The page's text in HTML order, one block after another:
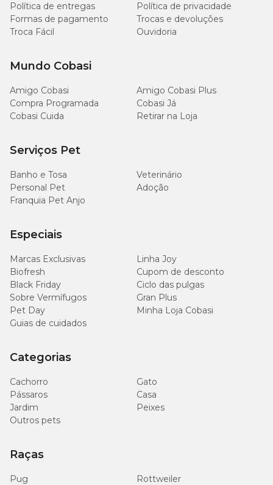
Cães de até 4 kg
unidades
Cães acima de 15 kg
Dicas de conservação
Conservar em local fresco, seco e ventilado. Após aberto, manter
em um recipiente fechado para conservar os bifinhos suculentos e
macios.
Política de entregas
Política de privacidade
Formas de pagamento
Trocas e devoluções
Troca Fácil
Ouvidoria
Mundo Cobasi
Amigo Cobasi
Amigo Cobasi Plus
Compra Programada
Cobasi Já
Cobasi Cuida
Retirar na Loja
Serviços Pet
Banho e Tosa
Veterinário
Personal Pet
Adoção
Franquia Pet Anjo
Especiais
Marcas Exclusivas
Linha Joy
Biofresh
Cupom de desconto
Black Friday
Ciclo das pulgas
Sobre Vermífugos
Gran Plus
Pet Day
Minha Loja Cobasi
Guias de cuidados
Categorias
Cachorro
Gato
Pássaros
Casa
Jardim
Peixes
Outros pets
Raças
Pug
Rottweiler